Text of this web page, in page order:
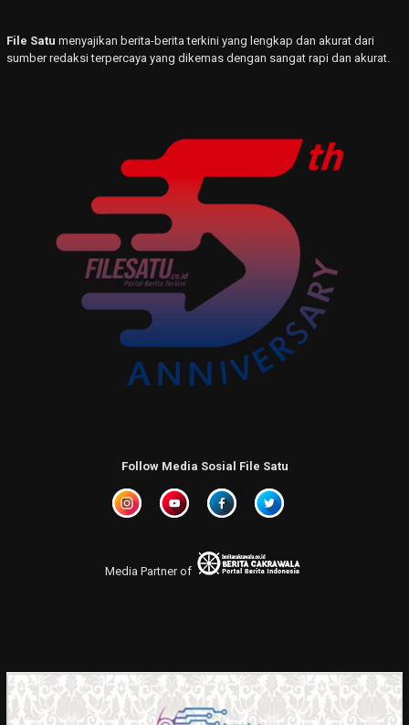
File Satu menyajikan berita-berita terkini yang lengkap dan akurat dari
sumber redaksi terpercaya yang dikemas dengan sangat rapi dan akurat.
Follow Media Sosial File Satu
Media Partner of